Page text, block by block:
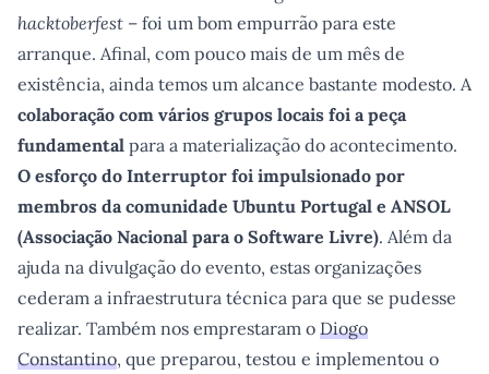
hacktoberfest – foi um bom empurrão para este
arranque. Afinal, com pouco mais de um mês de
existência, ainda temos um alcance bastante modesto. A
colaboração com vários grupos locais foi a peça
fundamental para a materialização do acontecimento.
O esforço do Interruptor foi impulsionado por
membros da comunidade Ubuntu Portugal e ANSOL
(Associação Nacional para o Software Livre). Além da
ajuda na divulgação do evento, estas organizações
cederam a infraestrutura técnica para que se pudesse
realizar. Também nos emprestaram o Diogo
Constantino, que preparou, testou e implementou o